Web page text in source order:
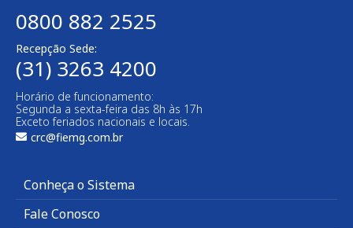
0800 882 2525
Recepção Sede:
(31) 3263 4200
Horário de funcionamento:
Segunda a sexta-feira das 8h às 17h
Exceto feriados nacionais e locais.
crc@fiemg.com.br
Conheça o Sistema
Fale Conosco